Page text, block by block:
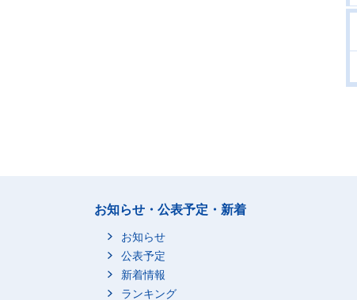
お知らせ・公表予定・新着
お知らせ
公表予定
新着情報
ランキング